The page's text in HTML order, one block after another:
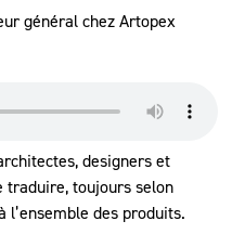
général chez Artopex
designers et
traduire, toujours selon
l’ensemble des produits.